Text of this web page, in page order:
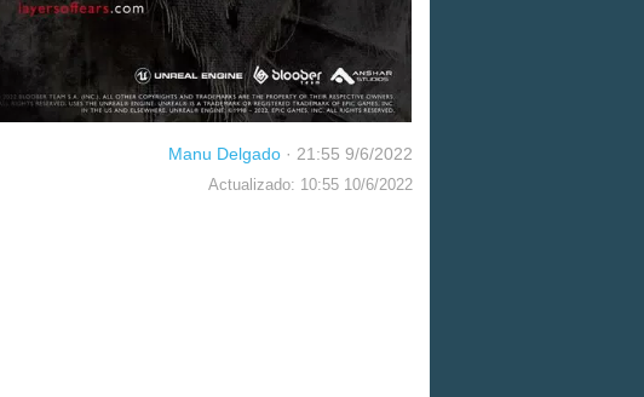
Manu Delgado · 21:55 9/6/2022
Actualizado: 10:55 10/6/2022